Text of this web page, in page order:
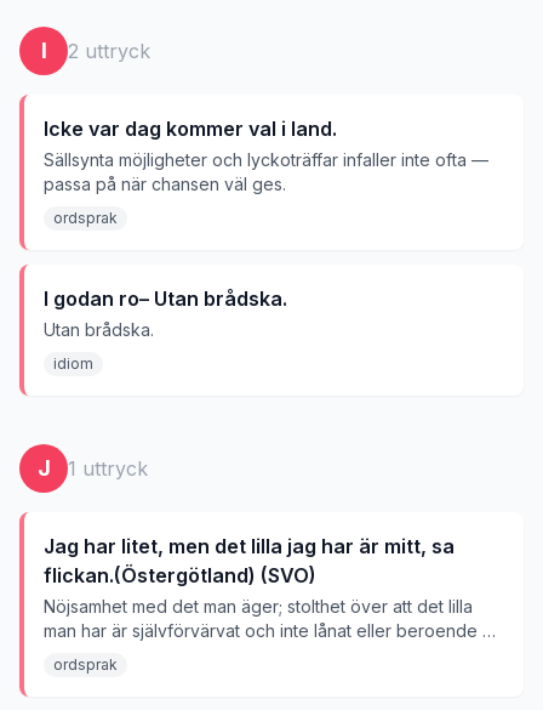
I 2 uttryck
Icke var dag kommer val i land.
Sällsynta möjligheter och lyckoträffar infaller inte ofta —
passa på när chansen väl ges.
ordsprak
I godan ro– Utan brådska.
Utan brådska.
idiom
J 1 uttryck
Jag har litet, men det lilla jag har är mitt, sa
flickan.(Östergötland) (SVO)
Nöjsamhet med det man äger; stolthet över att det lilla
man har är självförvärvat och inte lånat eller beroende av
andra.
ordsprak